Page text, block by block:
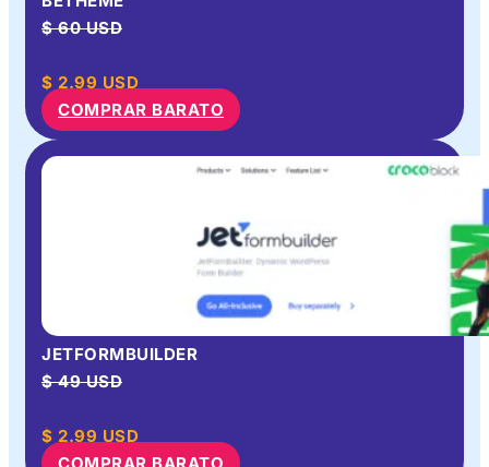
$ 60 USD
$ 2.99 USD
COMPRAR BARATO
JETFORMBUILDER
$ 49 USD
$ 2.99 USD
COMPRAR BARATO